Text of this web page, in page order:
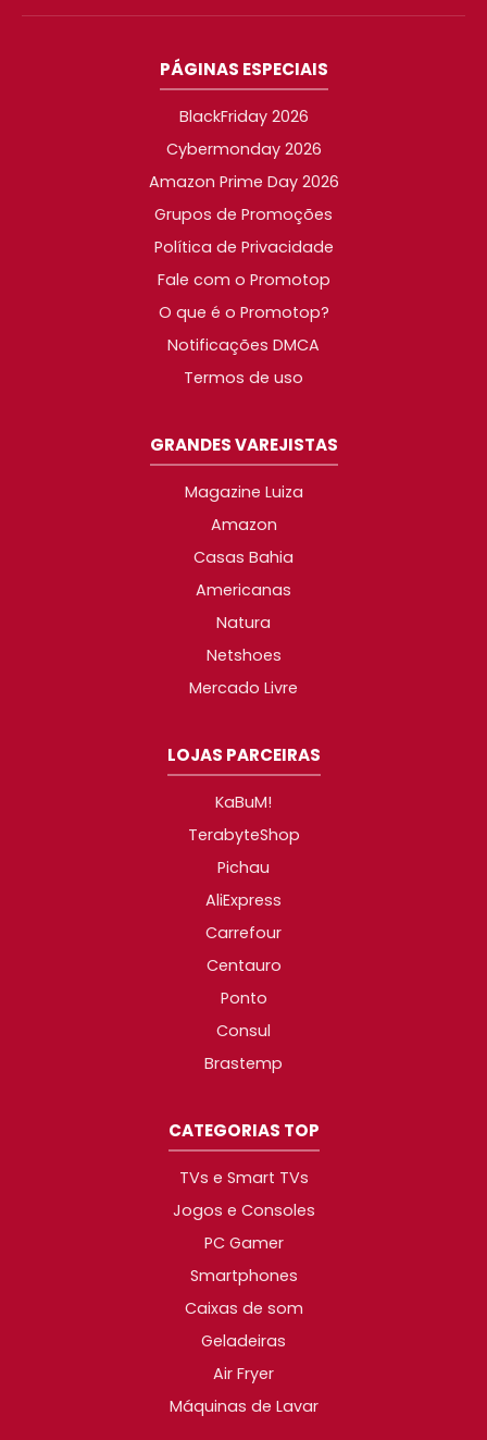
PÁGINAS ESPECIAIS
BlackFriday 2026
Cybermonday 2026
Amazon Prime Day 2026
Grupos de Promoções
Política de Privacidade
Fale com o Promotop
O que é o Promotop?
Notificações DMCA
Termos de uso
GRANDES VAREJISTAS
Magazine Luiza
Amazon
Casas Bahia
Americanas
Natura
Netshoes
Mercado Livre
LOJAS PARCEIRAS
KaBuM!
TerabyteShop
Pichau
AliExpress
Carrefour
Centauro
Ponto
Consul
Brastemp
CATEGORIAS TOP
TVs e Smart TVs
Jogos e Consoles
PC Gamer
Smartphones
Caixas de som
Geladeiras
Air Fryer
Máquinas de Lavar